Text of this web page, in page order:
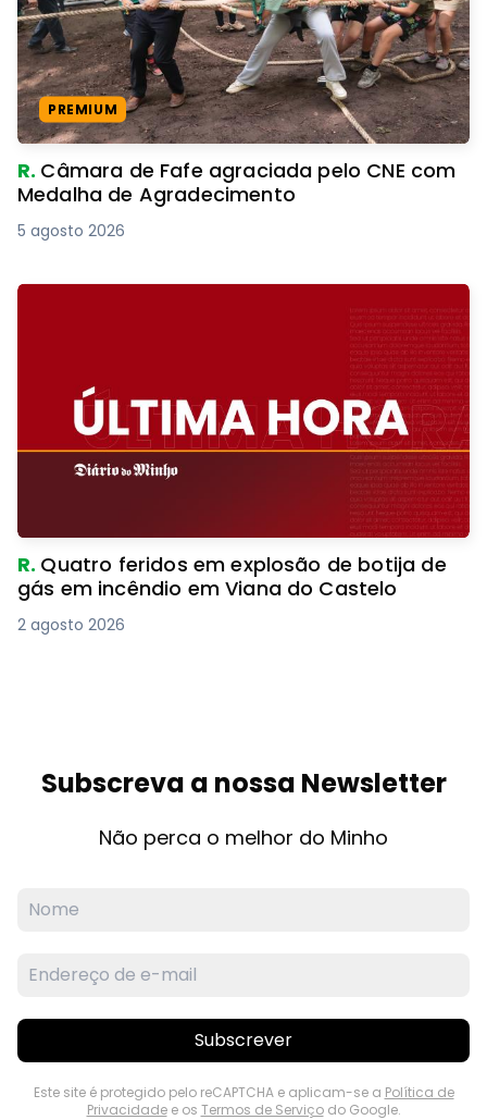
PREMIUM
R. Câmara de Fafe agraciada pelo CNE com
Medalha de Agradecimento
5 agosto 2026
R. Quatro feridos em explosão de botija de
gás em incêndio em Viana do Castelo
2 agosto 2026
Subscreva a nossa Newsletter
Não perca o melhor do Minho
Subscrever
Este site é protegido pelo reCAPTCHA e aplicam-se a Política de
Privacidadee os Termos de Serviçodo Google.